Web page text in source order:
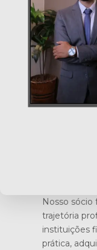
Nosso sócio
trajetória
instituições
prática,